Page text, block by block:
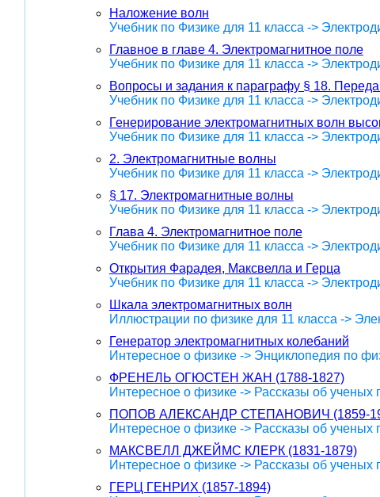
Наложение волн
Учебник по Физике для 11 класса ->
Главное в главе 4. Электромагнитное поле
Учебник по Физике для 11 класса ->
Вопросы и задания к параграфу § 18.
Учебник по Физике для 11 класса ->
Генерирование электромагнитных волн
Учебник по Физике для 11 класса ->
2. Электромагнитные волны
Учебник по Физике для 11 класса ->
§ 17. Электромагнитные волны
Учебник по Физике для 11 класса ->
Глава 4. Электромагнитное поле
Учебник по Физике для 11 класса ->
Открытия Фарадея, Максвелла и Герца
Учебник по Физике для 11 класса ->
Шкала электромагнитных волн
Иллюстрации по физике для 11 класса ->
Генератор электромагнитных колебаний
Интересное о физике -> Энциклопедия по
ФРЕНЕЛЬ ОГЮСТЕН ЖАН (1788-1827)
Интересное о физике -> Рассказы об ученых
ПОПОВ АЛЕКСАНДР СТЕПАНОВИЧ (1859-
Интересное о физике -> Рассказы об ученых
МАКСВЕЛЛ ДЖЕЙМС КЛЕРК (1831-1879)
Интересное о физике -> Рассказы об ученых
ГЕРЦ ГЕНРИХ (1857-1894)